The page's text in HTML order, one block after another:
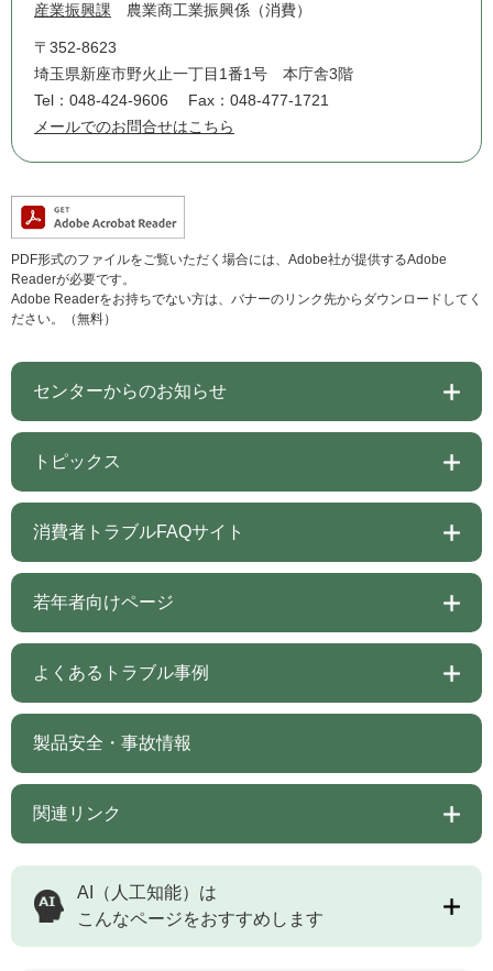
産業振興課 農業商工業振興係（消費）
〒352-8623
埼玉県新座市野火止一丁目1番1号 本庁舎3階
Tel：048-424-9606
Fax：048-477-1721
メールでのお問合せはこちら
PDF形式のファイルをご覧いただく場合には、Adobe社が提供するAdobe
Readerが必要です。
Adobe Readerをお持ちでない方は、バナーのリンク先からダウンロードしてく
ださい。（無料）
センターからのお知らせ
トピックス
消費者トラブルFAQサイト
若年者向けページ
よくあるトラブル事例
製品安全・事故情報
関連リンク
AI（人工知能）は
こんなページをおすすめします